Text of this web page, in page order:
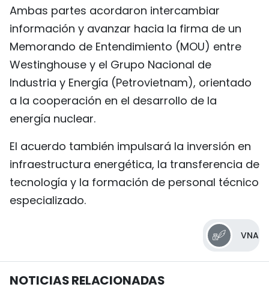
Ambas partes acordaron intercambiar
información y avanzar hacia la firma de un
Memorando de Entendimiento (MOU) entre
Westinghouse y el Grupo Nacional de
Industria y Energía (Petrovietnam), orientado
a la cooperación en el desarrollo de la
energía nuclear.
El acuerdo también impulsará la inversión en
infraestructura energética, la transferencia de
tecnología y la formación de personal técnico
especializado.
VNA
NOTICIAS RELACIONADAS